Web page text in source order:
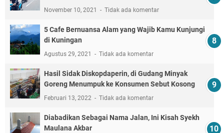
November 10, 2021 Tidak ada komentar
5 Cafe Bernuansa Alam yang Wajib Kamu Kunjungi
di Kuningan
Agustus 29, 2021 Tidak ada komentar
Hasil Sidak Diskopdaperin, di Gudang Minyak
Goreng Menumpuk ke Konsumen Sebut Kosong
Februari 13, 2022 Tidak ada komentar
Diabadikan Sebagai Nama Jalan, Ini Kisah Syekh
Maulana Akbar